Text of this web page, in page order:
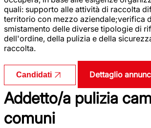
quali: supporto alle attività di raccolta
territorio con mezzo aziendale;verifica
smistamento delle diverse tipologie di
dell'ordine, della pulizia e della
raccolta.
Candidati Dettaglio
Addetto/a pulizia
comuni